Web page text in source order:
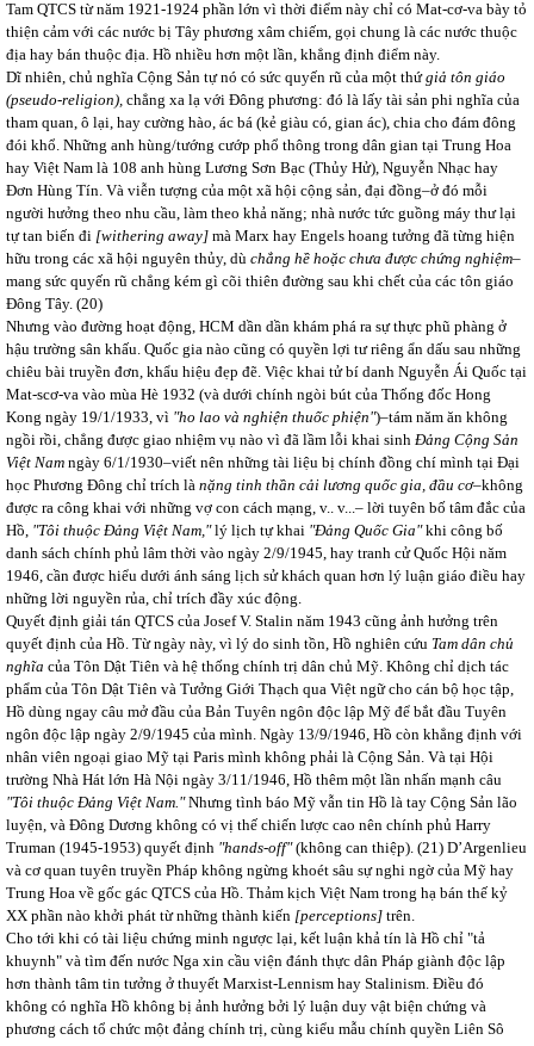
Tam QTCS từ năm 1921-1924 phần lớn vì thời điểm này chỉ có Mat-cơ-va bày tỏ
thiện cảm với các nước bị Tây phương xâm chiếm, gọi chung là các nước thuộc
địa hay bán thuộc địa. Hồ nhiều hơn một lần, khẳng định điểm này.
Dĩ nhiên, chủ nghĩa Cộng Sản tự nó có sức quyến rũ của một thứgiả tôn giáo
(pseudo-religion), chẳng xa lạ với Đông phương: đó là lấy tài sản phi nghĩa của
tham quan, ô lại, hay cường hào, ác bá (kẻ giàu có, gian ác), chia cho đám đông
đói khổ. Những anh hùng/tướng cướp phổ thông trong dân gian tại Trung Hoa
hay Việt Nam là 108 anh hùng Lương Sơn Bạc (Thủy Hử), Nguyễn Nhạc hay
Đơn Hùng Tín. Và viễn tượng của một xã hội cộng sản, đại đồng–ở đó mỗi
người hưởng theo nhu cầu, làm theo khả năng; nhà nước tức guồng máy thư lại
tự tan biến đi [withering away] mà Marx hay Engels hoang tưởng đã từng hiện
hữu trong các xã hội nguyên thủy, dù chẳng hề hoặc chưa được chứng nghiệm–
mang sức quyến rũ chẳng kém gì cõi thiên đường sau khi chết của các tôn giáo
Đông Tây. (20)
Nhưng vào đường hoạt động, HCM dần dần khám phá ra sự thực phũ phàng ở
hậu trường sân khấu. Quốc gia nào cũng có quyền lợi tư riêng ẩn dấu sau những
chiêu bài truyền đơn, khẩu hiệu đẹp đẽ. Việc khai tử bí danh Nguyễn Ái Quốc tại
Mat-scơ-va vào mùa Hè 1932 (và dưới chính ngòi bút của Thống đốc Hong
Kong ngày 19/1/1933, vì "ho lao và nghiện thuốc phiện")–tám năm ăn không
ngồi rồi, chẳng được giao nhiệm vụ nào vì đã lầm lỗi khai sinh Đảng Cộng Sản
Việt Nam ngày 6/1/1930–viết nên những tài liệu bị chính đồng chí mình tại Đại
học Phương Đông chỉ trích là nặng tinh thần cải lương quốc gia, đầu cơ–không
được ra công khai với những vợ con cách mạng, v.. v...– lời tuyên bố tâm đắc của
Hồ, "Tôi thuộc Đảng Việt Nam,"lý lịch tự khai "Đảng Quốc Gia"khi công bố
danh sách chính phủ lâm thời vào ngày 2/9/1945, hay tranh cử Quốc Hội năm
1946, cần được hiểu dưới ánh sáng lịch sử khách quan hơn lý luận giáo điều hay
những lời nguyền rủa, chỉ trích đầy xúc động.
Quyết định giải tán QTCS của Josef V. Stalin năm 1943 cũng ảnh hưởng trên
quyết định của Hồ. Từ ngày này, vì lý do sinh tồn, Hồ nghiên cứu Tam dân chủ
nghĩa của Tôn Dật Tiên và hệ thống chính trị dân chủ Mỹ. Không chỉ dịch tác
phẩm của Tôn Dật Tiên và Tưởng Giới Thạch qua Việt ngữ cho cán bộ học tập,
Hồ dùng ngay câu mở đầu của Bản Tuyên ngôn độc lập Mỹ để bắt đầu Tuyên
ngôn độc lập ngày 2/9/1945 của mình. Ngày 13/9/1946, Hồ còn khẳng định với
nhân viên ngoại giao Mỹ tại Paris mình không phải là Cộng Sản. Và tại Hội
trường Nhà Hát lớn Hà Nội ngày 3/11/1946, Hồ thêm một lần nhấn mạnh câu
"Tôi thuộc Đảng Việt Nam."Nhưng tình báo Mỹ vẫn tin Hồ là tay Cộng Sản lão
luyện, và Đông Dương không có vị thế chiến lược cao nên chính phủ Harry
Truman (1945-1953) quyết định "hands-off"(không can thiệp). (21) D’Argenlieu
và cơ quan tuyên truyền Pháp không ngừng khoét sâu sự nghi ngờ của Mỹ hay
Trung Hoa về gốc gác QTCS của Hồ. Thảm kịch Việt Nam trong hạ bán thế kỷ
XX phần nào khởi phát từ những thành kiến [perceptions] trên.
Cho tới khi có tài liệu chứng minh ngược lại, kết luận khả tín là Hồ chỉ "tả
khuynh" và tìm đến nước Nga xin cầu viện đánh thực dân Pháp giành độc lập
hơn thành tâm tin tưởng ở thuyết Marxist-Lennism hay Stalinism. Điều đó
không có nghĩa Hồ không bị ảnh hưởng bởi lý luận duy vật biện chứng và
phương cách tổ chức một đảng chính trị, cùng kiểu mẫu chính quyền Liên Sô